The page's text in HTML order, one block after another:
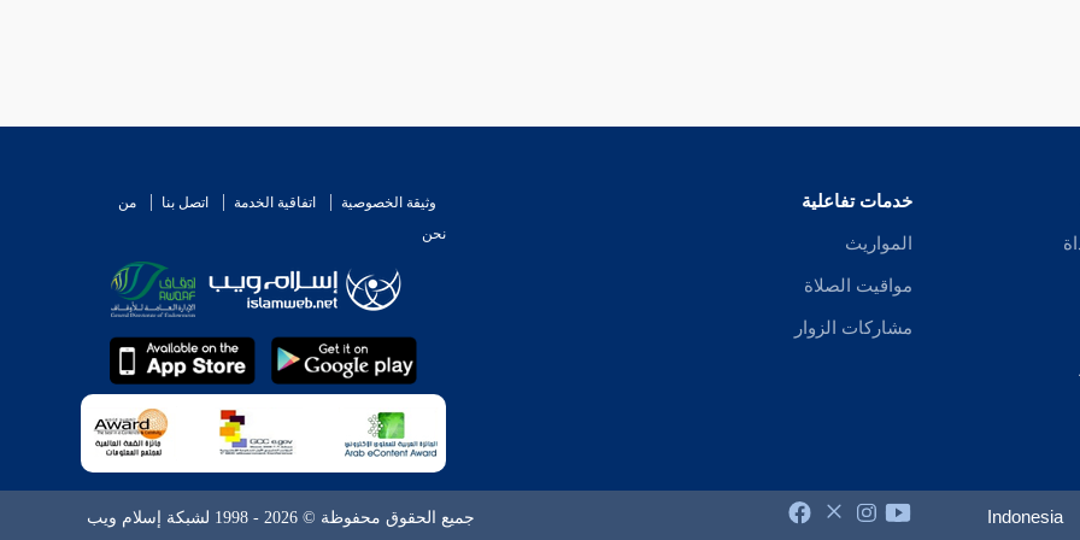
خدمات تفاعلية
المواريث
مواقيت الصلاة
مشاركات الزوار
وثيقة الخصوصية اتفاقية الخدمة اتصل بنا
من
نحن
Indonesia جميع الحقوق محفوظة © 2026 - 1998 لشبكة إسلام ويب